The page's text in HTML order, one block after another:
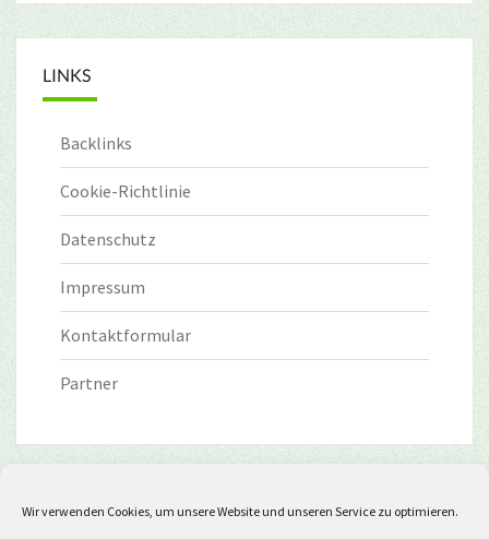
Wir verwenden Cookies, um unsere Website und unseren Service zu optimieren.
LINKS
Backlinks
Cookie-Richtlinie
Datenschutz
Impressum
Kontaktformular
Partner